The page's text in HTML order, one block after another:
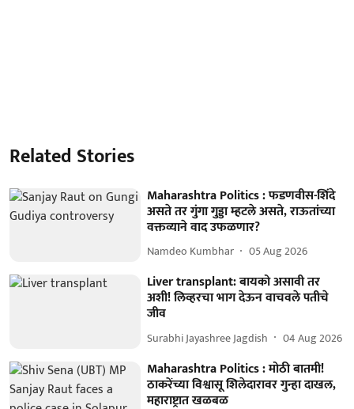
Related Stories
Maharashtra Politics : फडणवीस-शिंदे
असते तर गुंगा गुड्डा म्हटले असते, राऊतांच्या
वक्तव्याने वाद उफळणार?
Namdeo Kumbhar 05 Aug 2026
Liver transplant: बायको असावी तर
अशी! लिव्हरचा भाग देऊन वाचवले पतीचे
जीव
Surabhi Jayashree Jagdish 04 Aug 2026
Maharashtra Politics : मोठी बातमी!
ठाकरेंच्या विश्वासू शिलेदारावर गुन्हा दाखल,
महाराष्ट्रात खळबळ